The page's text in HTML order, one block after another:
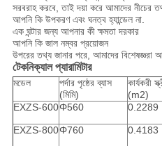
সরবরাহ করবে, তাই দয়া করে আমাদের নীচের
আপনি কি উপকরণ এবং ঘনত্ব হ্যান্ডেল না.
এক ঘন্টার জন্য আপনার কী ক্ষমতা দরকার
আপনি কি জাল নম্বর প্রয়োজন
উপরের তথ্য জানার পরে, আমাদের বিশেষজ্ঞরা
টেকনিক্যাল প্যারামিটার
মডেল
পর্দার পৃষ্ঠের ব্যাস
(মিমি)
কার্যকরী
(m2)
EXZS-600Φ560 0.2289
EXZS-800Φ760 0.4183